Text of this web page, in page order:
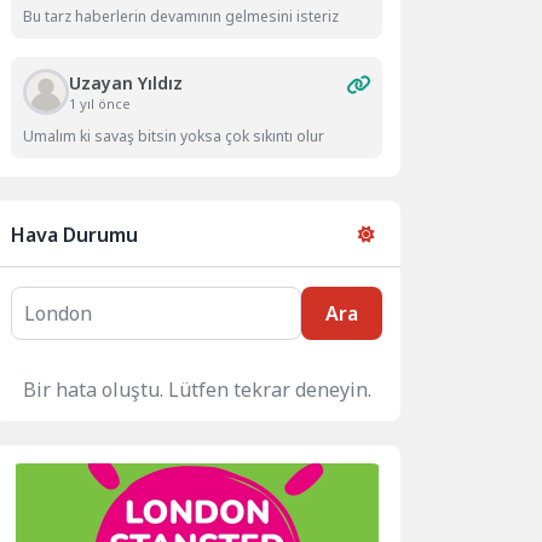
Bu tarz haberlerin devamının gelmesini isteriz
Uzayan Yıldız
1 yıl önce
Umalım ki savaş bitsin yoksa çok sıkıntı olur
Hava Durumu
Ara
Bir hata oluştu. Lütfen tekrar deneyin.